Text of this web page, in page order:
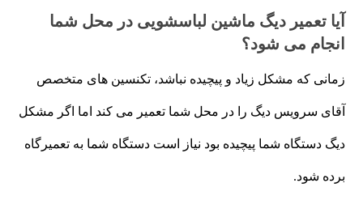
آیا تعمیر دیگ ماشین لباسشویی در محل شما
انجام می شود؟
زمانی که مشکل زیاد و پیچیده نباشد، تکنسین های متخصص
آقای سرویس دیگ را در محل شما تعمیر می کند اما اگر مشکل
دیگ دستگاه شما پیچیده بود نیاز است دستگاه شما به تعمیرگاه
برده شود.